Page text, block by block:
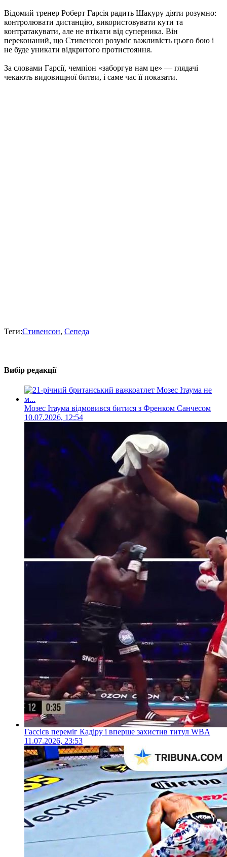
Відомий тренер Роберт Гарсія радить Шакуру діяти розумно:
контролювати дистанцію, використовувати кути та
контратакувати, але не втікати від суперника. Він
переконаний, що Стивенсон розуміє важливість цього бою і
не буде уникати відкритого протистояння.
За словами Гарсії, чемпіон «заборгув нам це» — глядачі
чекають видовищної битви, і саме час її показати.
Теги:Стивенсон, Сепеда
Вибір редакції
Мозес Ітаума відмовився битися з Френком Санчесом
10.07.2026, 12:54
Гассієв переміг Кадіру і вперше захистив титул WBA
11.07.2026, 23:53